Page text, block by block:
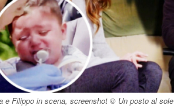
e Filippo in scena, screenshot © Un posto al sole